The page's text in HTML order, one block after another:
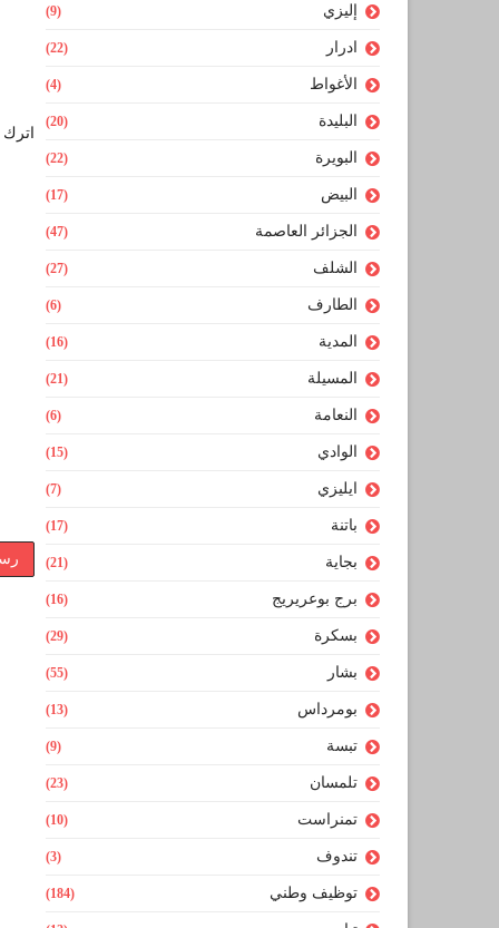
إليزي (9)
ادرار (22)
الأغواط (4)
البليدة (20)
البويرة (22)
البيض (17)
الجزائر العاصمة (47)
الشلف (27)
الطارف (6)
المدية (16)
المسيلة (21)
النعامة (6)
الوادي (15)
ايليزي (7)
باتنة (17)
بجاية (21)
برج بوعريريج (16)
بسكرة (29)
بشار (55)
بومرداس (13)
تبسة (9)
تلمسان (23)
تمنراست (10)
تندوف (3)
توظيف وطني (184)
اترك